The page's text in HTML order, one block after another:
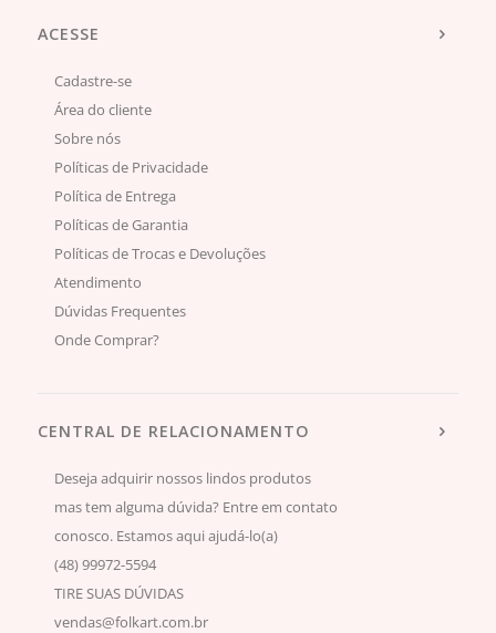
ACESSE
Cadastre-se
Área do cliente
Sobre nós
Políticas de Privacidade
Política de Entrega
Políticas de Garantia
Políticas de Trocas e Devoluções
Atendimento
Dúvidas Frequentes
Onde Comprar?
CENTRAL DE RELACIONAMENTO
Deseja adquirir nossos lindos produtos
mas tem alguma dúvida? Entre em contato
conosco. Estamos aqui ajudá-lo(a)
(48) 99972-5594
TIRE SUAS DÚVIDAS
vendas@folkart.com.br